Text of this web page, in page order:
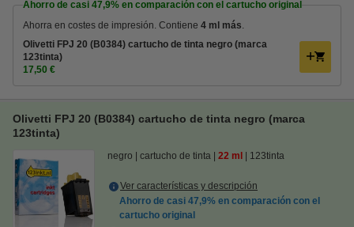
Ahorro de casi 47,9% en comparación con el cartucho original
Ahorra en costes de impresión. Contiene 4 ml más.
Olivetti FPJ 20 (B0384) cartucho de tinta negro (marca
123tinta)
17,50 €
Olivetti FPJ 20 (B0384) cartucho de tinta negro (marca
123tinta)
negro cartucho de tinta 22 ml 123tinta
Ver características y descripción
Ahorro de casi 47,9% en comparación con el
cartucho original